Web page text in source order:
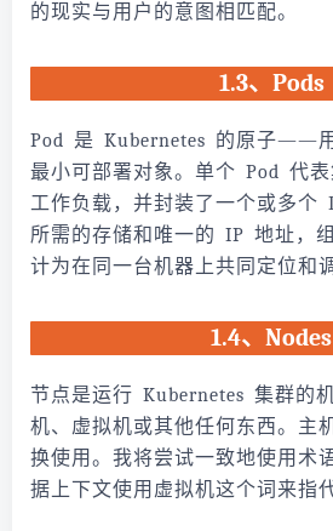
的现实与用户的意图相匹配。
1.3、Pods
Pod 是 Kubernetes 的原子——
最小可部署对象。单个 Pod 代
工作负载，并封装了一个或多个
所需的存储和唯一的 IP 地址，
计为在同一台机器上共同定位和
1.4、Nodes
节点是运行 Kubernetes 集群的
机、虚拟机或其他任何东西。主
换使用。我将尝试一致地使用术
据上下文使用虚拟机这个词来指